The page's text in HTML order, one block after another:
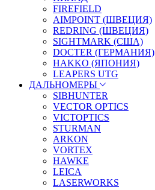
FIREFIELD
AIMPOINT (ШВЕЦИЯ)
REDRING (ШВЕЦИЯ)
SIGHTMARK (США)
DOCTER (ГЕРМАНИЯ)
HAKKO (ЯПОНИЯ)
LEAPERS UTG
ДАЛЬНОМЕРЫ
SIBHUNTER
VECTOR OPTICS
VICTOPTICS
STURMAN
ARKON
VORTEX
HAWKE
LEICA
LASERWORKS